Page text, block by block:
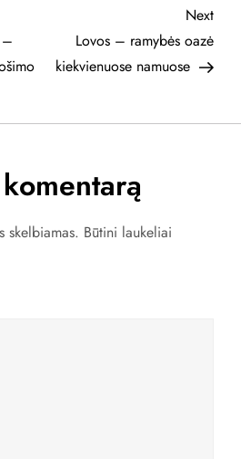
–
Next
Post
Next
Lovos – ramybės oazė
kiekvienuose namuose
skelbiamas. Būtini laukeliai